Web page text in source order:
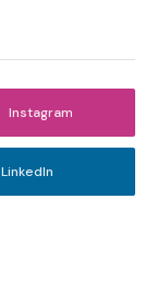
Instagram
LinkedIn